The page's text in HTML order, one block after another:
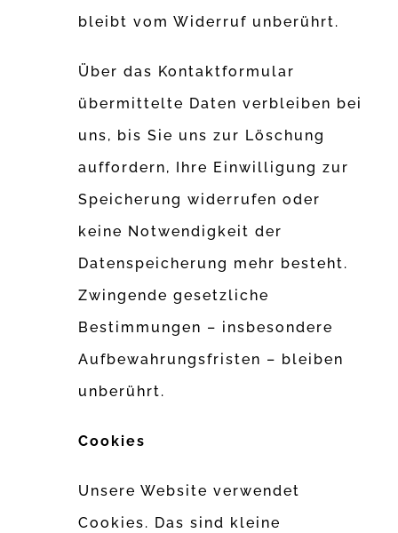
bleibt vom Widerruf unberührt.
Über das Kontaktformular
übermittelte Daten verbleiben bei
uns, bis Sie uns zur Löschung
auffordern, Ihre Einwilligung zur
Speicherung widerrufen oder
keine Notwendigkeit der
Datenspeicherung mehr besteht.
Zwingende gesetzliche
Bestimmungen – insbesondere
Aufbewahrungsfristen – bleiben
unberührt.
Cookies
Unsere Website verwendet
Cookies. Das sind kleine